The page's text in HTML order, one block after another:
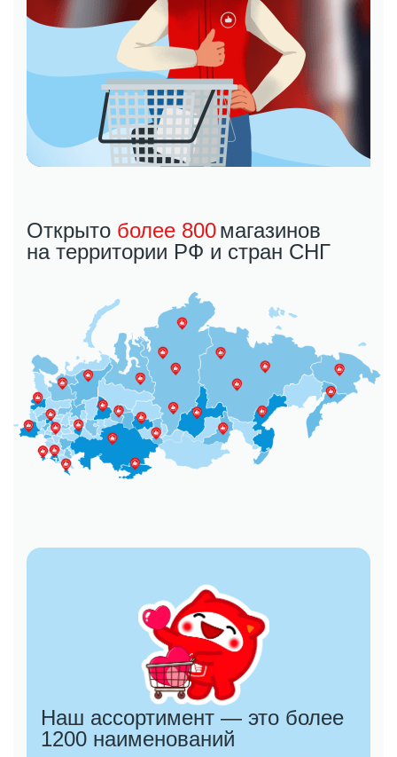
Открыто более 800магазинов
на территории РФ и стран СНГ
Наш ассортимент — это более
1200 наименований